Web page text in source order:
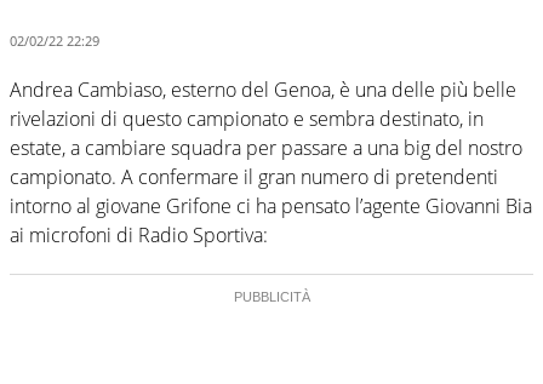
02/02/22 22:29
Andrea Cambiaso, esterno del Genoa, è una delle più belle
rivelazioni di questo campionato e sembra destinato, in
estate, a cambiare squadra per passare a una big del nostro
campionato. A confermare il gran numero di pretendenti
intorno al giovane Grifone ci ha pensato l’agente Giovanni Bia
ai microfoni di Radio Sportiva: